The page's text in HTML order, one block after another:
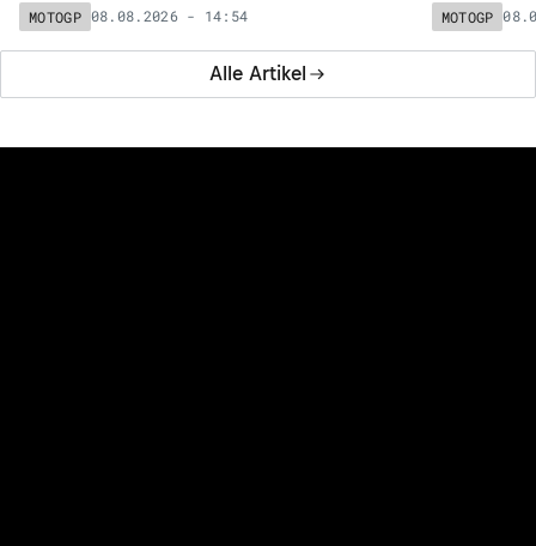
Alle Artikel
MOTOGP 08.08.2026 - 14:54 MOTOGP